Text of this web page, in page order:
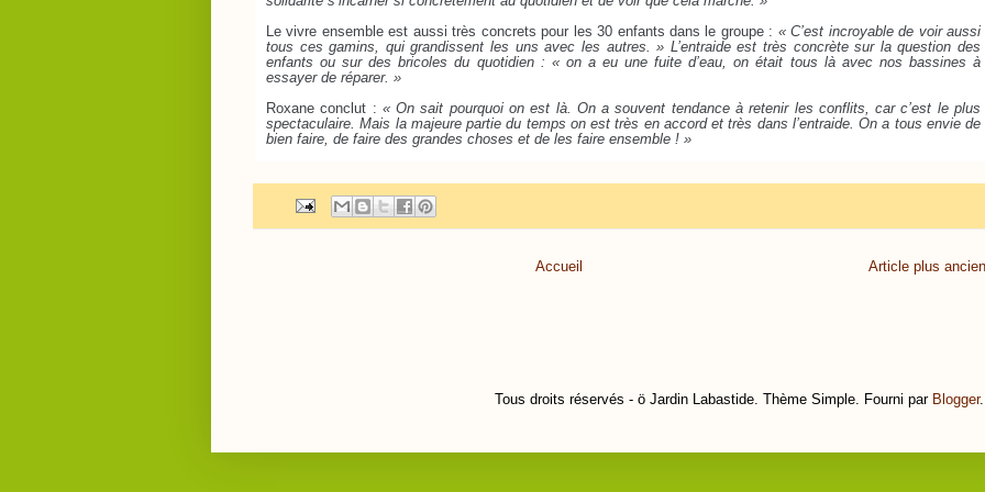
Le vivre ensemble est aussi très concrets pour les 30 enfants dans le groupe : « C’est incroyable de voir aussi
tous ces gamins, qui grandissent les uns avec les autres. » L’entraide est très concrète sur la question des
enfants ou sur des bricoles du quotidien : « on a eu une fuite d’eau, on était tous là avec nos bassines à
essayer de réparer. »
Roxane conclut : « On sait pourquoi on est là. On a souvent tendance à retenir les conflits, car c’est le plus
spectaculaire. Mais la majeure partie du temps on est très en accord et très dans l’entraide. On a tous envie de
bien faire, de faire des grandes choses et de les faire ensemble ! »
Article plus ancien
Accueil
Tous droits réservés - ö Jardin Labastide. Thème Simple. Fourni par Blogger.